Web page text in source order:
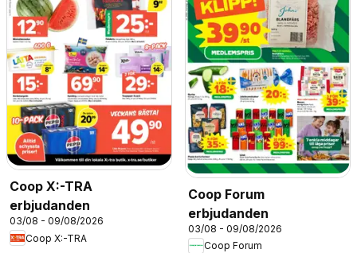
Coop X:-TRA
erbjudanden
03/08 - 09/08/2026
Coop X:-TRA
Coop Forum
erbjudanden
03/08 - 09/08/2026
Coop Forum